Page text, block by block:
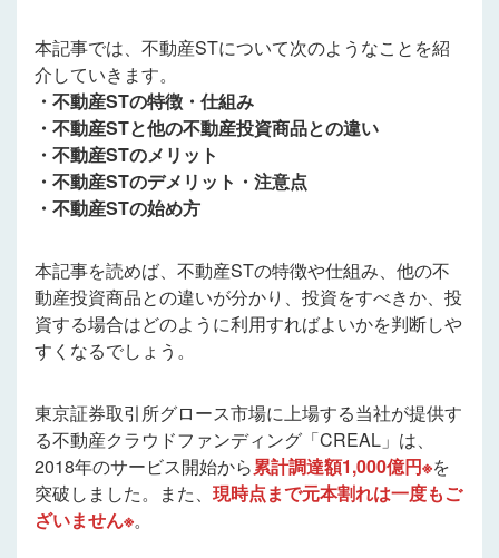
本記事では、不動産STについて次のようなことを紹
介していきます。
・不動産STの特徴・仕組み
・不動産STと他の不動産投資商品との違い
・不動産STのメリット
・不動産STのデメリット・注意点
・不動産STの始め方
本記事を読めば、不動産STの特徴や仕組み、他の不
動産投資商品との違いが分かり、投資をすべきか、投
資する場合はどのように利用すればよいかを判断しや
すくなるでしょう。
東京証券取引所グロース市場に上場する当社が提供す
る不動産クラウドファンディング「CREAL」は、
2018年のサービス開始から累計調達額1,000億円※を
突破しました。また、 現時点まで元本割れは一度もご
ざいません※。